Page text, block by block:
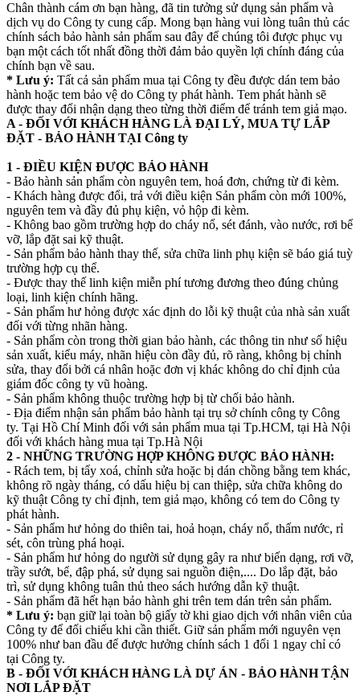
Chân thành cám ơn bạn hàng, đã tin tưởng sử dụng sản phẩm và
dịch vụ do Công ty cung cấp. Mong bạn hàng vui lòng tuân thủ các
chính sách bảo hành sản phẩm sau đây để chúng tôi được phục vụ
bạn một cách tốt nhất đồng thời đảm bảo quyền lợi chính đáng của
chính bạn về sau.
* Lưu ý: Tất cả sản phẩm mua tại Công ty đều được dán tem bảo
hành hoặc tem bảo vệ do Công ty phát hành. Tem phát hành sẽ
được thay đổi nhận dạng theo từng thời điểm để tránh tem giả mạo.
A - ĐỐI VỚI KHÁCH HÀNG LÀ ĐẠI LÝ, MUA TỰ LẮP
ĐẶT - BẢO HÀNH TẠI Công ty
1 - ĐIỀU KIỆN ĐƯỢC BẢO HÀNH
- Bảo hành sản phẩm còn nguyên tem, hoá đơn, chứng từ đi kèm.
- Khách hàng được đổi, trả với điều kiện Sản phẩm còn mới 100%,
nguyên tem và đầy đủ phụ kiện, vỏ hộp đi kèm.
- Không bao gồm trường hợp do cháy nổ, sét đánh, vào nước, rơi bể
vỡ, lắp đặt sai kỹ thuật.
- Sản phẩm bảo hành thay thế, sửa chữa linh phụ kiện sẽ báo giá tuỳ
trường hợp cụ thể.
- Được thay thế linh kiện miễn phí tương đương theo đúng chủng
loại, linh kiện chính hãng.
- Sản phẩm hư hỏng được xác định do lỗi kỹ thuật của nhà sản xuất
đối với từng nhãn hàng.
- Sản phẩm còn trong thời gian bảo hành, các thông tin như số hiệu
sản xuất, kiểu máy, nhãn hiệu còn đầy đủ, rõ ràng, không bị chỉnh
sửa, thay đổi bởi cá nhân hoặc đơn vị khác không do chỉ định của
giám đốc công ty vũ hoàng.
- Sản phẩm không thuộc trường hợp bị từ chối bảo hành.
- Địa điểm nhận sản phẩm bảo hành tại trụ sở chính công ty Công
ty. Tại Hồ Chí Minh đối với sản phẩm mua tại Tp.HCM, tại Hà Nội
đối với khách hàng mua tại Tp.Hà Nội
2 - NHỮNG TRƯỜNG HỢP KHÔNG ĐƯỢC BẢO HÀNH:
- Rách tem, bị tẩy xoá, chỉnh sửa hoặc bị dán chồng bằng tem khác,
không rõ ngày tháng, có dấu hiệu bị can thiệp, sửa chữa không do
kỹ thuật Công ty chỉ định, tem giả mạo, không có tem do Công ty
phát hành.
- Sản phẩm hư hỏng do thiên tai, hoả hoạn, cháy nổ, thấm nước, rỉ
sét, côn trùng phá hoại.
- Sản phẩm hư hỏng do người sử dụng gây ra như biến dạng, rơi vỡ,
trầy sướt, bể, đập phá, sử dụng sai nguồn điện,.... Do lắp đặt, bảo
trì, sử dụng không tuân thủ theo sách hướng dẫn kỹ thuật.
- Sản phẩm đã hết hạn bảo hành ghi trên tem dán trên sản phẩm.
* Lưu ý: bạn giữ lại toàn bộ giấy tờ khi giao dịch với nhân viên của
Công ty để đối chiếu khi cần thiết. Giữ sản phẩm mới nguyên vẹn
100% như ban đầu để được hưởng chính sách 1 đổi 1 ngay chỉ có
tại Công ty.
B - ĐỐI VỚI KHÁCH HÀNG LÀ DỰ ÁN - BẢO HÀNH TẬN
NƠI LẮP ĐẶT